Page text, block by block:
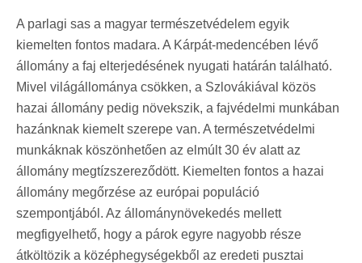
A parlagi sas a magyar természetvédelem egyik
kiemelten fontos madara. A Kárpát-medencében lévő
állomány a faj elterjedésének nyugati határán található.
Mivel világállománya csökken, a Szlovákiával közös
hazai állomány pedig növekszik, a fajvédelmi munkában
hazánknak kiemelt szerepe van. A természetvédelmi
munkáknak köszönhetően az elmúlt 30 év alatt az
állomány megtízszereződött. Kiemelten fontos a hazai
állomány megőrzése az európai populáció
szempontjából. Az állománynövekedés mellett
megfigyelhető, hogy a párok egyre nagyobb része
átköltözik a középhegységekből az eredeti pusztai